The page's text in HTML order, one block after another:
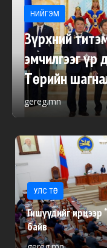
НИЙГЭМ
Зүрхний
эмчилгээг үр
Төрийн
gereg.mn
УЛС ТӨР
Гишүүдийг
байв